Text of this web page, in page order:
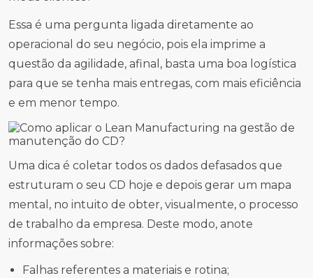
Essa é uma pergunta ligada diretamente ao
operacional do seu negócio, pois ela imprime a
questão da agilidade, afinal, basta uma boa logística
para que se tenha mais entregas, com mais eficiência
e em menor tempo.
Uma dica é coletar todos os dados defasados que
estruturam o seu CD hoje e depois gerar um mapa
mental, no intuito de obter, visualmente, o processo
de trabalho da empresa. Deste modo, anote
informações sobre:
Falhas referentes a materiais e rotina;